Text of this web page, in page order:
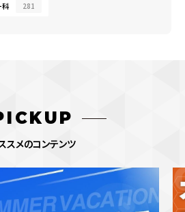
科 281
スメのコンテンツ